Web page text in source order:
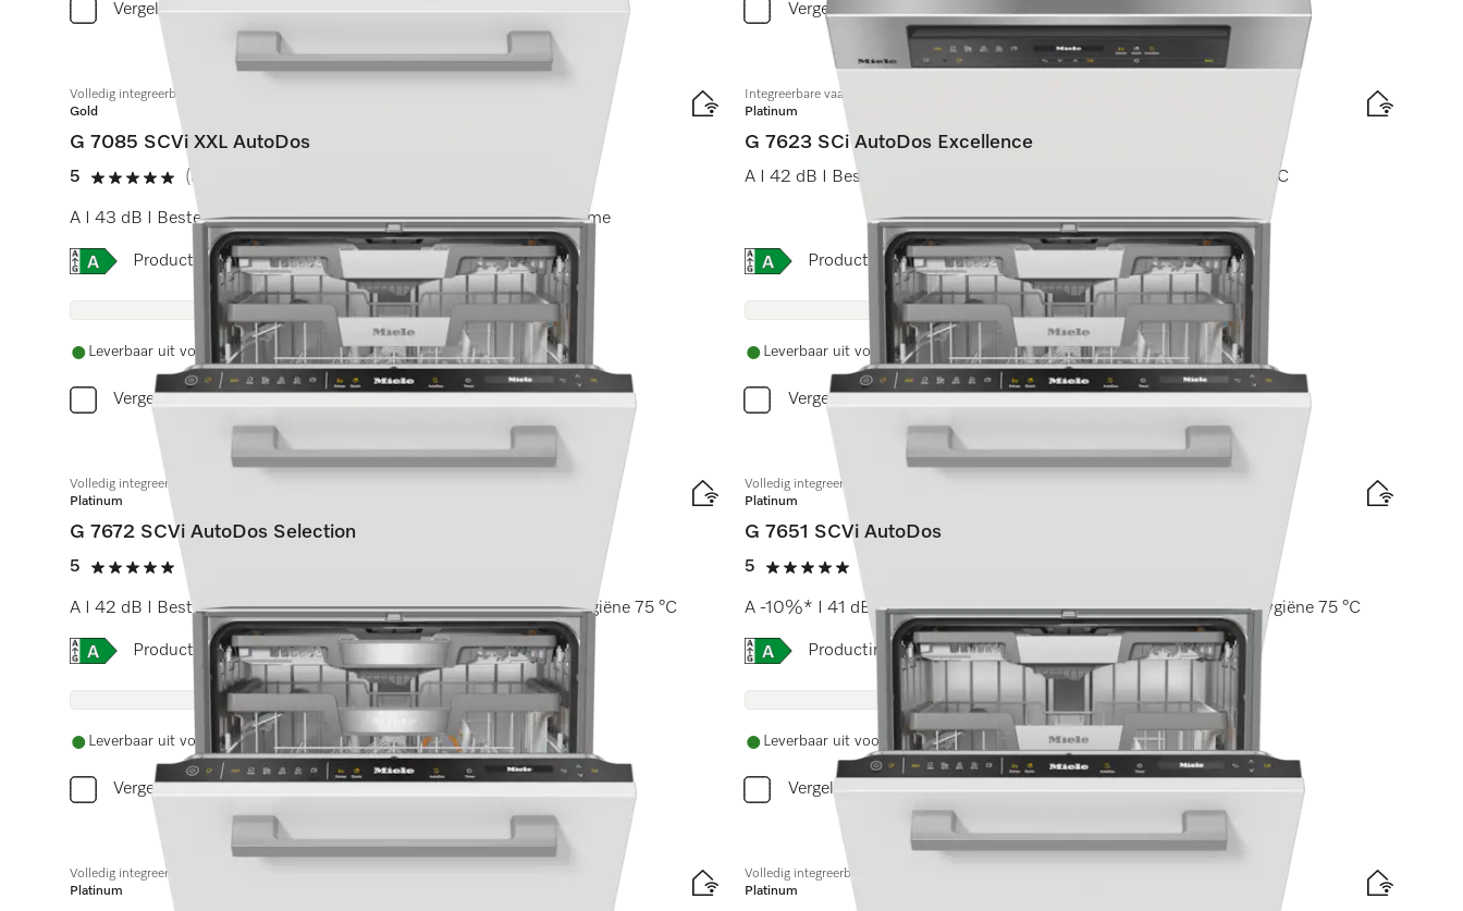
Vergelijken Vergelijken
Volledig integreerbare vaatwasser XXL
Gold
G 7085 SCVi XXL AutoDos
5
5 sterren op 5
(3 beoordelingen)
A I 43 dB I Besteklade I ExtraComfort rekken I AutoDos I Miele@home
Online Label Flag, Energielabel
Productinformatieblad
Leverbaar uit voorraad met gratis levering
Vergelijken
Integreerbare vaatwasser
Platinum
G 7623 SCi AutoDos Excellence
A I 42 dB I Besteklade I MaxiComfort rekken I AutoDos I Hygiëne 75 °C
Online Label Flag, Energielabel
Productinformatieblad
Leverbaar uit voorraad met gratis levering
Vergelijken
Volledig integreerbare vaatwassers
Platinum
G 7672 SCVi AutoDos Selection
5
5 sterren op 5
A I 42 dB I Besteklade en -korf I ExtraComfort rekken I AutoDos I Hygiëne 75 °C
Online Label Flag, Energielabel
Productinformatieblad
Leverbaar uit voorraad met gratis levering
Vergelijken
Volledig integreerbare vaatwassers
Platinum
G 7651 SCVi AutoDos
5
5 sterren op 5
A -10%* I 41 dB I Besteklade I ExtraComfort C rekken I AutoDos I Hygiëne 75 °C
Online Label Flag, Energielabel
Productinformatieblad
Leverbaar uit voorraad met gratis levering
Vergelijken
Volledig integreerbare vaatwassers
Platinum
Volledig integreerbare vaatwasser XXL
Platinum